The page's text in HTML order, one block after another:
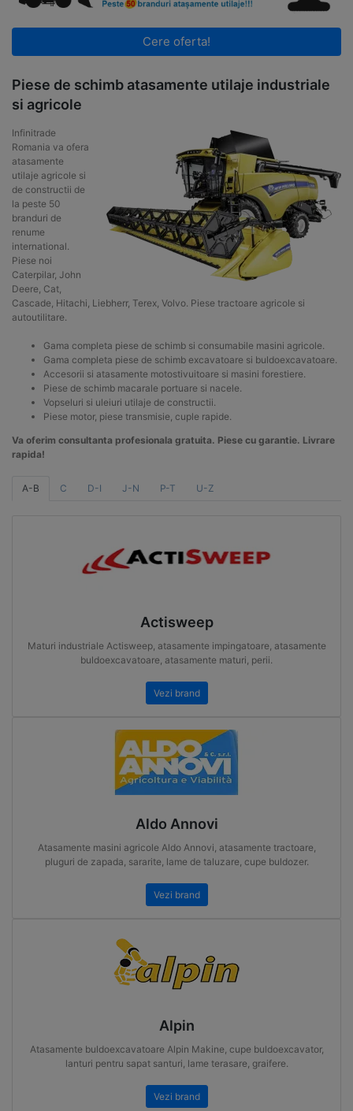
Cere oferta!
Piese de schimb atasamente utilaje industriale
si agricole
Infinitrade
Romania va ofera
atasamente
utilaje agricole si
de constructii de
la peste 50
branduri de
renume
international.
Piese noi
Caterpilar, John
Deere, Cat,
Cascade, Hitachi, Liebherr, Terex, Volvo. Piese tractoare agricole si
autoutilitare.
Gama completa piese de schimb si consumabile masini agricole.
Gama completa piese de schimb excavatoare si buldoexcavatoare.
Accesorii si atasamente motostivuitoare si masini forestiere.
Piese de schimb macarale portuare si nacele.
Vopseluri si uleiuri utilaje de constructii.
Piese motor, piese transmisie, cuple rapide.
Va oferim consultanta profesionala gratuita. Piese cu garantie. Livrare
rapida!
A-B C D-I J-N P-T U-Z
Actisweep
Maturi industriale Actisweep, atasamente impingatoare, atasamente
buldoexcavatoare, atasamente maturi, perii.
Vezi brand
Aldo Annovi
Atasamente masini agricole Aldo Annovi, atasamente tractoare,
pluguri de zapada, sararite, lame de taluzare, cupe buldozer.
Vezi brand
Alpin
Atasamente buldoexcavatoare Alpin Makine, cupe buldoexcavator,
lanturi pentru sapat santuri, lame terasare, graifere.
Vezi brand